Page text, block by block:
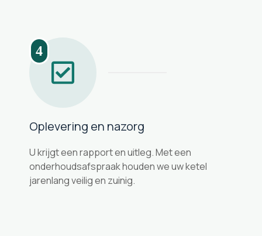
4
Oplevering en nazorg
U krijgt een rapport en uitleg. Met een
onderhoudsafspraak houden we uw ketel
jarenlang veilig en zuinig.